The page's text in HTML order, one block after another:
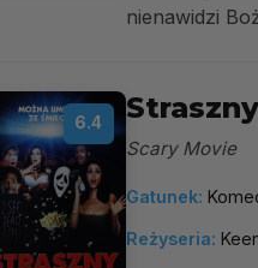
nienawidzi
6.4
Scary Movie
Gatunek:
Reżyseria: